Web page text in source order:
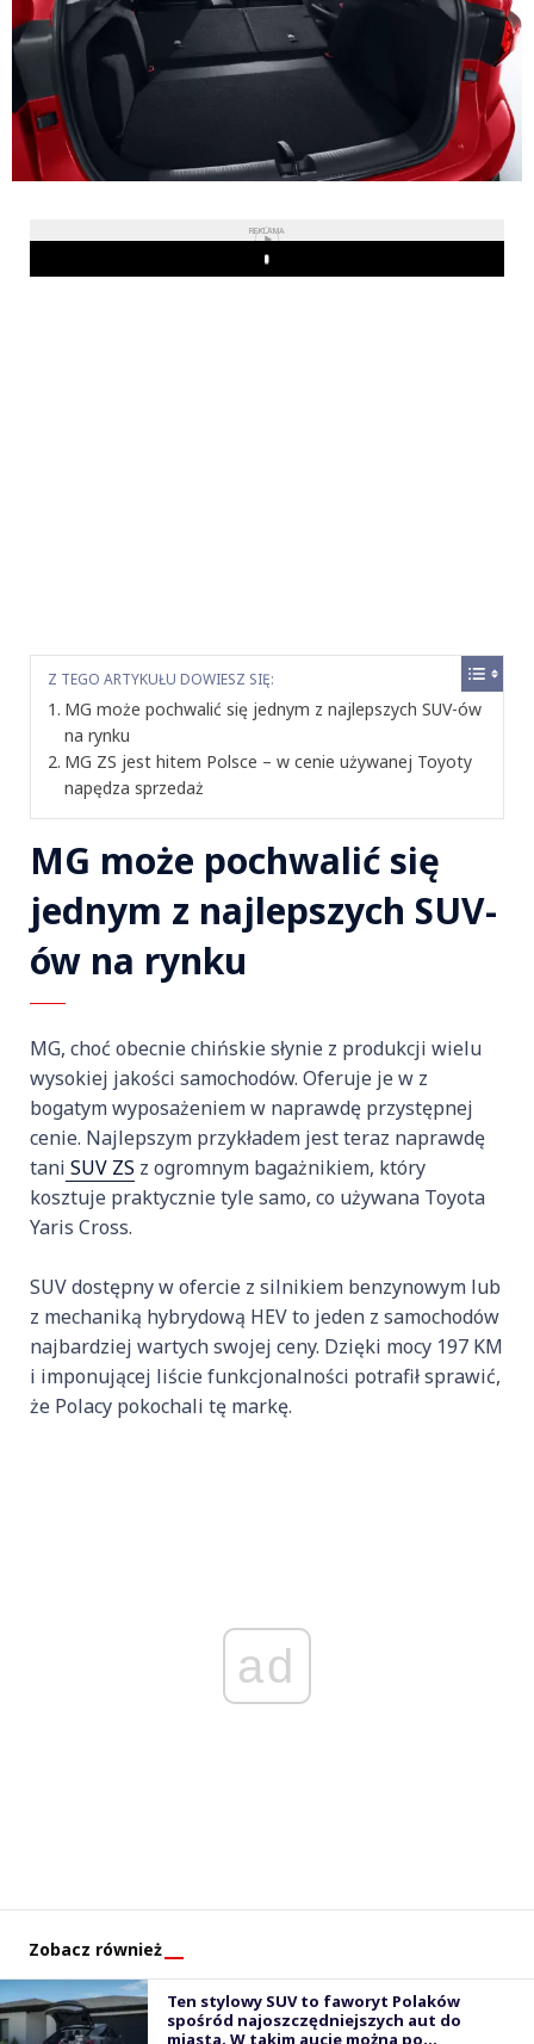
REKLAMA
Play
Z TEGO ARTYKUŁU DOWIESZ SIĘ:
MG może pochwalić się jednym z najlepszych SUV-ów
na rynku
MG ZS jest hitem Polsce – w cenie używanej Toyoty
napędza sprzedaż
MG może pochwalić się
jednym z najlepszych SUV-
ów na rynku
MG, choć obecnie chińskie słynie z produkcji wielu
wysokiej jakości samochodów. Oferuje je w z
bogatym wyposażeniem w naprawdę przystępnej
cenie. Najlepszym przykładem jest teraz naprawdę
tani SUV ZS z ogromnym bagażnikiem, który
kosztuje praktycznie tyle samo, co używana Toyota
Yaris Cross.
SUV dostępny w ofercie z silnikiem benzynowym lub
z mechaniką hybrydową HEV to jeden z samochodów
najbardziej wartych swojej ceny. Dzięki mocy 197 KM
i imponującej liście funkcjonalności potrafił sprawić,
że Polacy pokochali tę markę.
ad
Zobacz również
Ten stylowy SUV to faworyt Polaków
spośród najoszczędniejszych aut do
miasta. W takim aucie można po...